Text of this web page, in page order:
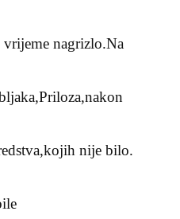
nagrizlo.Na
nije bilo.